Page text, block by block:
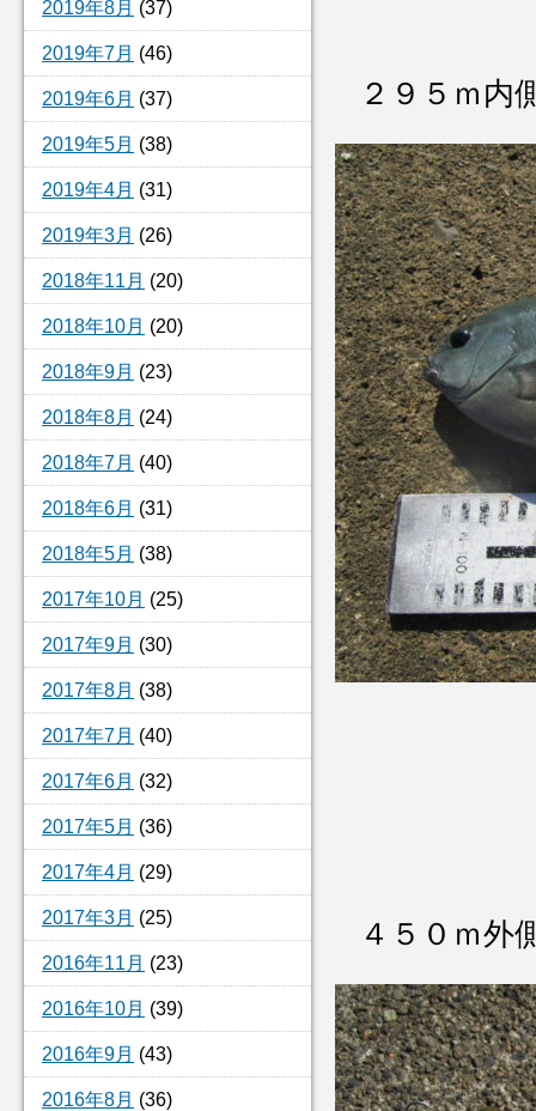
2019年8月 (37)
2019年7月 (46)
2019年6月 (37)
2019年5月 (38)
2019年4月 (31)
2019年3月 (26)
2018年11月 (20)
2018年10月 (20)
2018年9月 (23)
2018年8月 (24)
2018年7月 (40)
2018年6月 (31)
2018年5月 (38)
2017年10月 (25)
2017年9月 (30)
2017年8月 (38)
2017年7月 (40)
2017年6月 (32)
2017年5月 (36)
2017年4月 (29)
2017年3月 (25)
2016年11月 (23)
2016年10月 (39)
2016年9月 (43)
2016年8月 (36)
２９５ｍ
４５０ｍ